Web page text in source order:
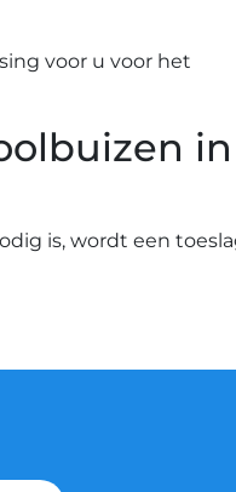
voor u voor het
in
is, wordt een